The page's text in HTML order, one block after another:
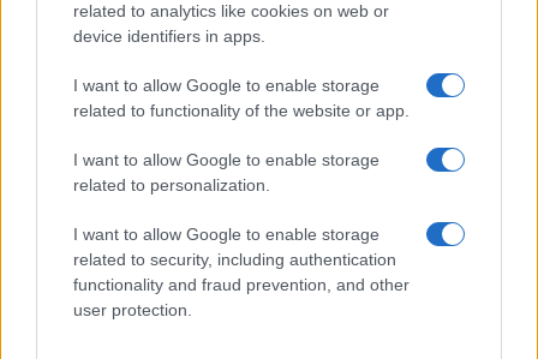
related to analytics like cookies on web or
device identifiers in apps.
I want to allow Google to enable storage
related to functionality of the website or app.
I want to allow Google to enable storage
related to personalization.
I want to allow Google to enable storage
related to security, including authentication
functionality and fraud prevention, and other
user protection.
Ακολουθείστε το iPaideia.gr στο Google News
στοiPaideia.gr